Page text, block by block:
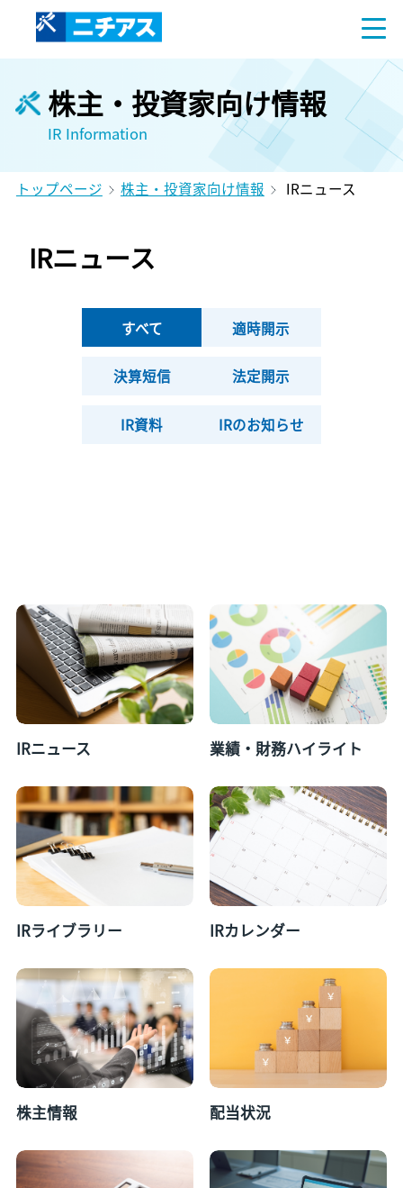
株主・投資家向け情報
IR Information
トップページ 株主・投資家向け情報 IRニュース
IRニュース
すべて 適時開示
決算短信 法定開示
IR資料 IRのお知らせ
IRニュース 業績・財務ハイライト
IRライブラリー IRカレンダー
株主情報 配当状況